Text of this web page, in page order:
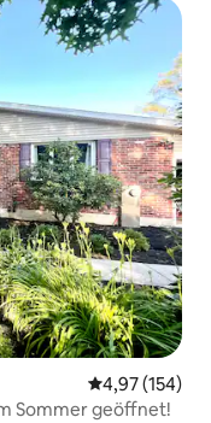
4,97 (154)
Sommer geöffnet!